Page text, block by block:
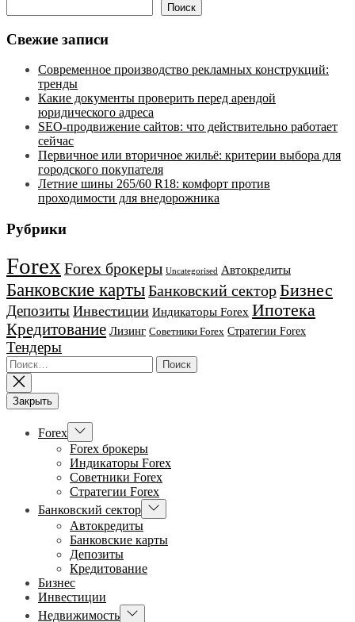
Поиск
Свежие записи
Современное производство рекламных конструкций:
тренды
Какие документы проверить перед арендой
юридического адреса
SEO-продвижение сайтов: что действительно работает
сейчас
Первичное или вторичное жильё: критерии выбора для
городского покупателя
Летние шины 265/60 R18: комфорт против
проходимости для внедорожника
Рубрики
Forex Forex брокеры Uncategorised Автокредиты
Банковские картыБанковский секторБизнес
Депозиты Инвестиции Индикаторы Forex Ипотека
Кредитование Лизинг Советники Forex Стратегии Forex
Тендеры
Найти:
Закрыть
Forex Показывать
подменю
Forex брокеры
Индикаторы Forex
Советники Forex
Стратегии Forex
Банковский сектор Показывать
подменю
Автокредиты
Банковские карты
Депозиты
Кредитование
Бизнес
Инвестиции
Недвижимость Показывать